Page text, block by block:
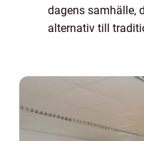
dagens samhälle,
alternativ till